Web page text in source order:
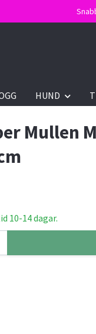
HUND
Mullen
10-14 dagar.